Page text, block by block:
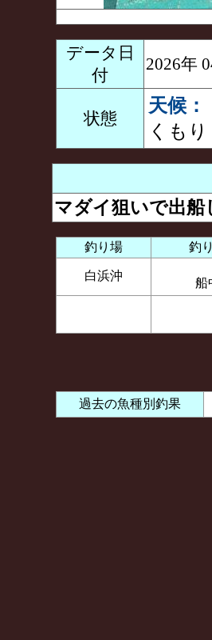
データ日
付
2026年
状態
天候：
くもり
マダイ狙いで出船
釣り場 釣
白浜沖
船
過去の魚種別釣果